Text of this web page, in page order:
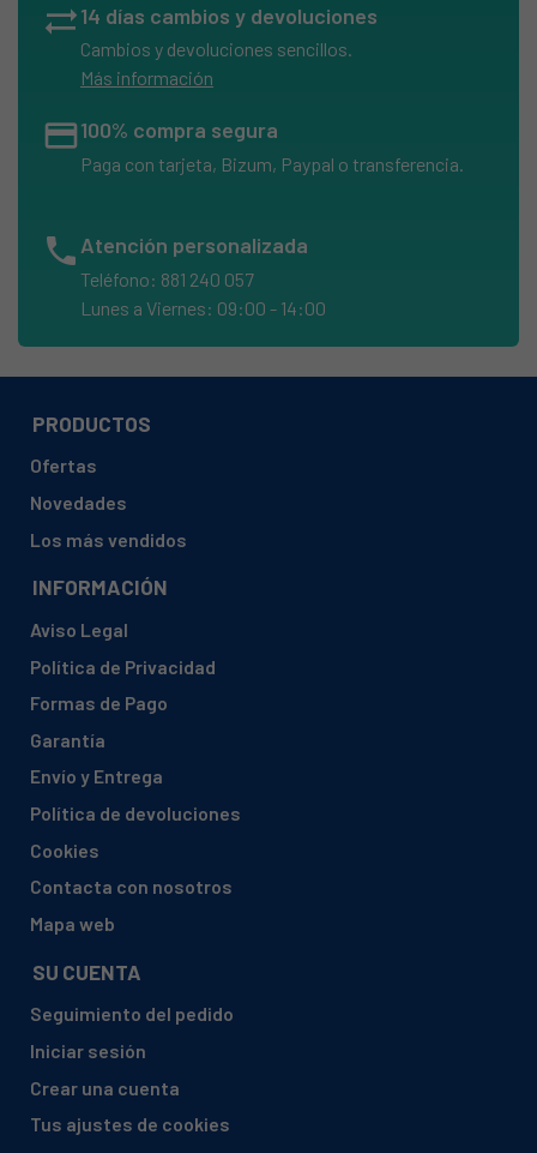
sync_alt14 días cambios y devoluciones
Cambios y devoluciones sencillos.
Más información
credit_card100% compra segura
Paga con tarjeta, Bizum, Paypal o transferencia.
phone Atención personalizada
Teléfono: 881 240 057
Lunes a Viernes: 09:00 - 14:00
PRODUCTOS
Ofertas
Novedades
Los más vendidos
INFORMACIÓN
Aviso Legal
Política de Privacidad
Formas de Pago
Garantía
Envío y Entrega
Política de devoluciones
Cookies
Contacta con nosotros
Mapa web
SU CUENTA
Seguimiento del pedido
Iniciar sesión
Crear una cuenta
Tus ajustes de cookies